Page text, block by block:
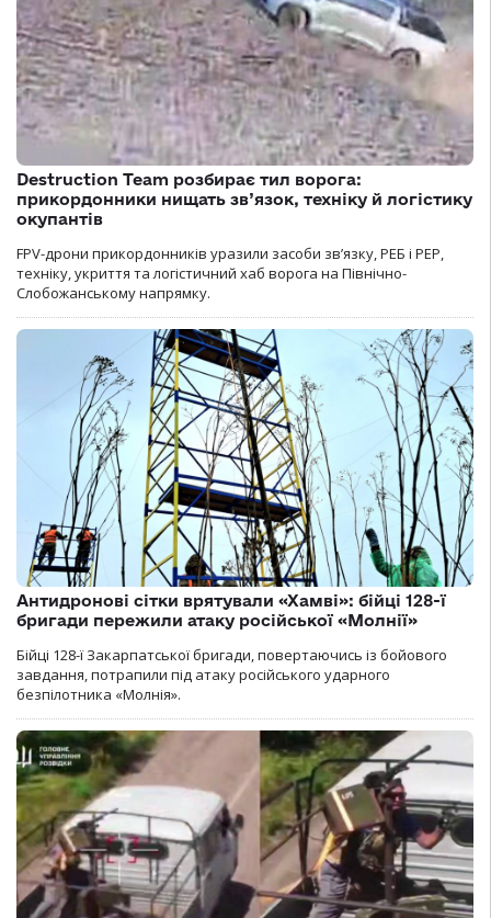
Destruction Team розбирає тил ворога:
прикордонники нищать зв’язок, техніку й логістику
окупантів
FPV-дрони прикордонників уразили засоби зв’язку, РЕБ і РЕР,
техніку, укриття та логістичний хаб ворога на Північно-
Слобожанському напрямку.
Антидронові сітки врятували «Хамві»: бійці 128-ї
бригади пережили атаку російської «Молнії»
Бійці 128-ї Закарпатської бригади, повертаючись із бойового
завдання, потрапили під атаку російського ударного
безпілотника «Молнія».